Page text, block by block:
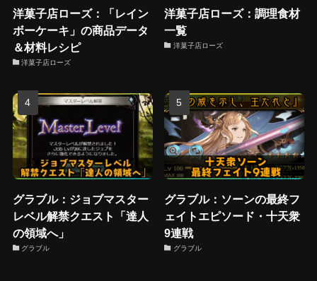
洋菓子店ローズ：「レイン
ボーケーキ」の商品データ
＆材料レシピ
洋菓子店ローズ
洋菓子店ローズ：調理食材
一覧
洋菓子店ローズ
グラブル：ジョブマスター
レベル解禁クエスト「達人
の領域へ」
グラブル
グラブル：ソーンの最終フ
ェイトエピソード・十天衆
9連戦
グラブル